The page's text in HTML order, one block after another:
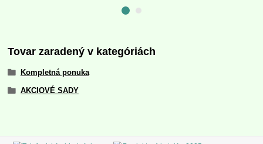
Tovar zaradený v kategóriách
Kompletná ponuka
AKCIOVÉ SADY